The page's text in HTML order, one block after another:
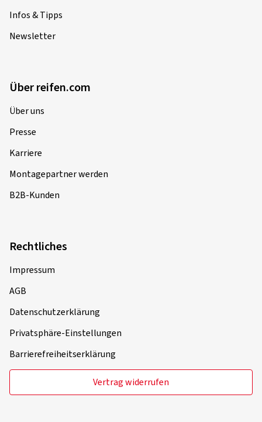
Infos & Tipps
Newsletter
Über reifen.com
Über uns
Presse
Karriere
Montagepartner werden
B2B-Kunden
Rechtliches
Impressum
AGB
Datenschutzerklärung
Privatsphäre-Einstellungen
Barrierefreiheitserklärung
Vertrag widerrufen